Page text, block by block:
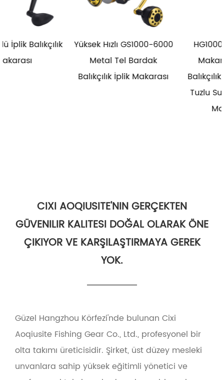
Yüksek Hızlı GS1000-6000
Metal Tel Bardak
Balıkçılık İplik Makarası
HG1000-6000 Metal
Makara Makarası
Balıkçılık İplik Makarası
Tuzlu Su İplik Balıkçılık
CIXI AOQIUSITE'NIN GERÇEKTEN
GÜVENILIR KALITESI DOĞAL OLARAK ÖNE
ÇIKIYOR VE KARŞILAŞTIRMAYA GEREK
YOK.
Güzel Hangzhou Körfezi'nde bulunan Cixi
Aoqiusite Fishing Gear Co., Ltd., profesyonel bir
olta takımı üreticisidir. Şirket, üst düzey mesleki
unvanlara sahip yüksek eğitimli yönetici ve